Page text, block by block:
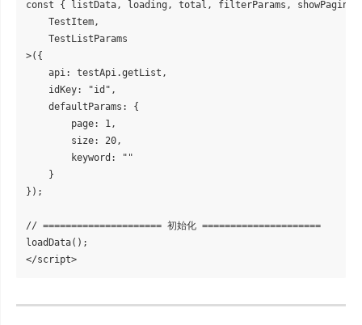
const { listData, loading, total, filterParams,
    TestItem,
    TestListParams
>({
    api: testApi.getList,
    idKey: "id",
    defaultParams: {
        page: 1,
        size: 20,
        keyword: ""
    }
});
// ===================== 初始化 =====================
loadData();